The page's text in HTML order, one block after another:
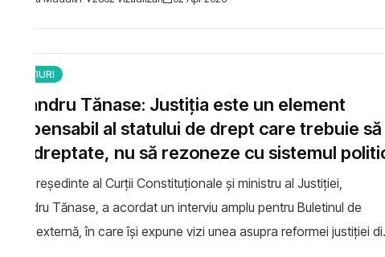
INTERVIURI
Alexandru Tănase: Justiția este un element
indispensabil al statului de drept care trebuie să
facă dreptate, nu să rezoneze cu sistemul
Fostul președinte al Curții Constituționale și ministru al Justiției,
Alexandru Tănase, a acordat un interviu amplu pentru Buletinul de
politică externă, în care își expune vizi unea asupra reformei justiției